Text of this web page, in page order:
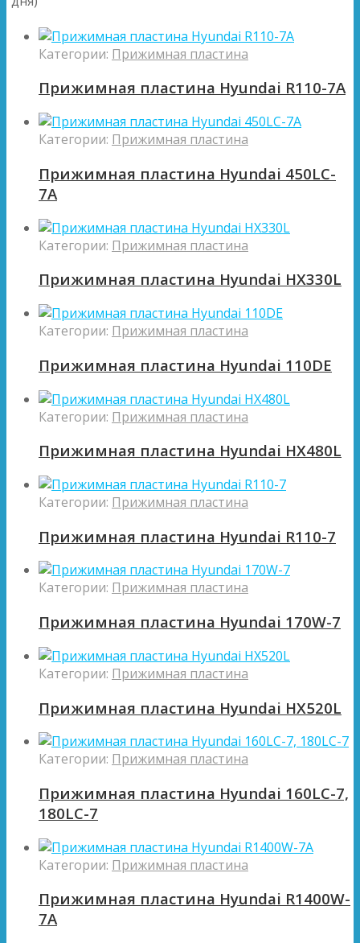
Категории: Прижимная пластина
Прижимная пластина Hyundai R110-7A
Категории: Прижимная пластина
Прижимная пластина Hyundai 450LC-
7A
Категории: Прижимная пластина
Прижимная пластина Hyundai HX330L
Категории: Прижимная пластина
Прижимная пластина Hyundai 110DE
Категории: Прижимная пластина
Прижимная пластина Hyundai HX480L
Категории: Прижимная пластина
Прижимная пластина Hyundai R110-7
Категории: Прижимная пластина
Прижимная пластина Hyundai 170W-7
Категории: Прижимная пластина
Прижимная пластина Hyundai HX520L
Категории: Прижимная пластина
Прижимная пластина Hyundai 160LC-7,
180LC-7
Категории: Прижимная пластина
Прижимная пластина Hyundai R1400W-
7A